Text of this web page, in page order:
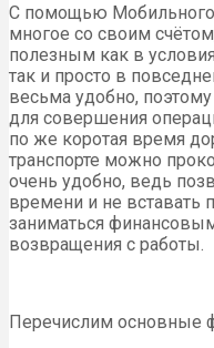
С помощью Мобильного
многое со своим
полезным как в
так и просто в
весьма удобно,
для совершения
по же коротая время
транспорте можно
очень удобно, ведь
времени и не вставать
заниматься
возвращения с работы.
Перечислим основные